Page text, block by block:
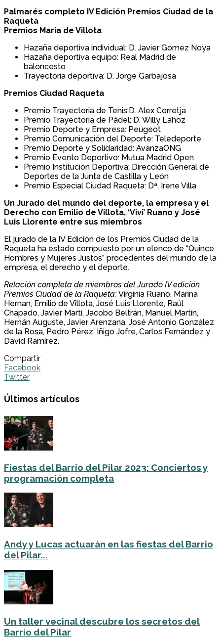
Palmarés completo IV Edición Premios Ciudad de la
Raqueta
Premios María de Villota
Hazaña deportiva individual: D. Javier Gómez Noya
Hazaña deportiva equipo: Real Madrid de
baloncesto
Trayectoria deportiva: D. Jorge Garbajosa
Premios Ciudad Raqueta
Premio Trayectoria de Tenis:D. Alex Corretja
Premio Trayectoria de Pádel: D. Willy Lahoz
Premio Deporte y Empresa: Peugeot
Premio Comunicación del Deporte: Teledeporte
Premio Deporte y Solidaridad: AvanzaONG
Premio Evento Deportivo: Mutua Madrid Open
Premio Institución Deportiva: Dirección General de
Deportes de la Junta de Castilla y León
Premio Especial Ciudad Raqueta: Dª. Irene Villa
Un Jurado del mundo del deporte, la empresa y el
Derecho con Emilio de Villota, ‘Vivi’ Ruano y José
Luis Llorente entre sus miembros
El jurado de la IV Edición de los Premios Ciudad de la
Raqueta ha estado compuesto por un elenco de “Quince
Hombres y Mujeres Justos” procedentes del mundo de la
empresa, el derecho y el deporte.
Relación completa de miembros del Jurado IV edición
Premios Ciudad de la Raqueta: Virginia Ruano, Marina
Hernan, Emilio de Villota, José Luis Llorente, Raúl
Chapado, Javier Martí, Jacobo Beltrán, Manuel Martín,
Hernán Auguste, Javier Arenzana, José Antonio González
de la Rosa, Pedro Pérez, Iñigo Jofre, Carlos Fernández y
David Ramírez.
Compartir
Facebook
Twitter
Últimos artículos
Fiestas del Barrio del Pilar 2023: Conciertos y
programación completa
Andy y Lucas actuarán en las fiestas del Barrio
del Pilar...
Un taller vecinal descubre los secretos del
Barrio del Pilar